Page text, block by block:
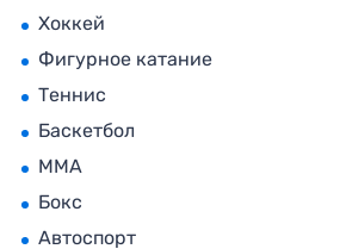
Хоккей
Фигурное катание
Теннис
Баскетбол
MMA
Бокс
Автоспорт